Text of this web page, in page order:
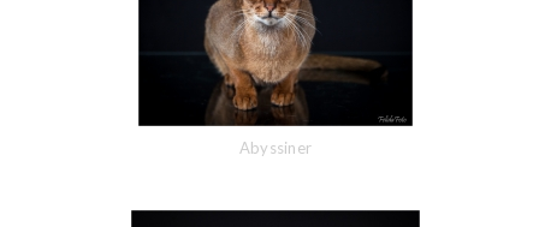
Abyssiner